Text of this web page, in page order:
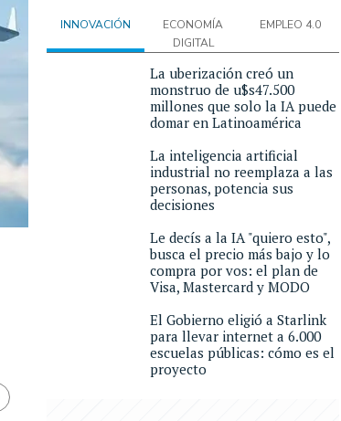
INNOVACIÓN
ECONOMÍA
DIGITAL
EMPLEO 4.0
La uberización creó un
monstruo de u$s47.500
millones que solo la IA puede
domar en Latinoamérica
La inteligencia artificial
industrial no reemplaza a las
personas, potencia sus
decisiones
Le decís a la IA "quiero esto",
busca el precio más bajo y lo
compra por vos: el plan de
Visa, Mastercard y MODO
El Gobierno eligió a Starlink
para llevar internet a 6.000
escuelas públicas: cómo es el
proyecto